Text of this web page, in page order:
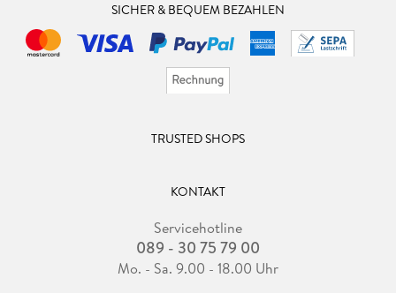
SICHER & BEQUEM BEZAHLEN
TRUSTED SHOPS
KONTAKT
Servicehotline
089 - 30 75 79 00
Mo. - Sa. 9.00 - 18.00 Uhr